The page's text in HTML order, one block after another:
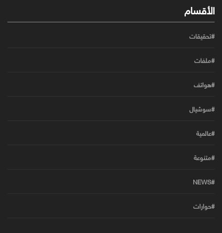
الأقسام
#تحقيقات
#ملفات
#هواتف
#سوشيال
#عالمية
#متنوعة
#NEWS
#حوارات